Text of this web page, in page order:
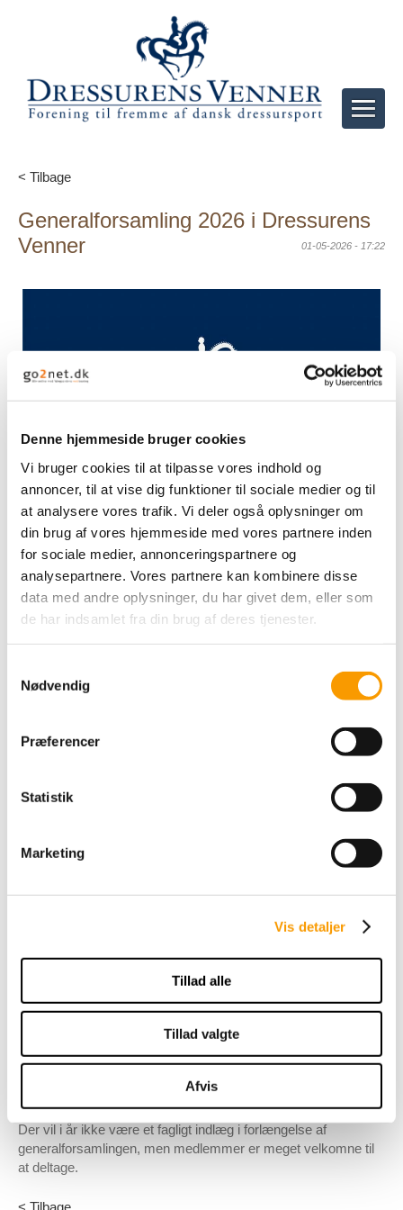
Denne hjemmeside bruger cookies
Vi bruger cookies til at tilpasse vores indhold og
annoncer, til at vise dig funktioner til sociale medier og til
at analysere vores trafik. Vi deler også oplysninger om
din brug af vores hjemmeside med vores partnere inden
for sociale medier, annonceringspartnere og
analysepartnere. Vores partnere kan kombinere disse
data med andre oplysninger, du har givet dem, eller som
de har indsamlet fra din brug af deres tjenester.
Nødvendig
Præferencer
Statistik
Marketing
Vis detaljer
Tillad alle
Tillad valgte
Afvis
< Tilbage
Generalforsamling 2026 i Dressurens
Venner
01-05-2026 - 17:22
Medlemmer af Dressurens Venner indkaldes hermed til
foreningens årlige generalforsamling.
Generalforsamlingen afholdes i forbindelse med DM i dressur
på Randbøl Dressage Academy, som igen i år danner rammen
Venner
Tørskindvej 70
Dagsorden i henhold til vedtægterne § 7.13:
Bestyrelsens beretning om foreningens aktiviteter i det
Valg af bestyrelsesmedlemmer: På valg er Hanni
Laudrup-Dufour – alle modtager genvalg
Valg af revisor: På valg er PwC, der modtager genvalg
Eventuelle forslag fra bestyrelsen eller medlemmer, jf.
Der vil i år ikke være et fagligt indlæg i forlængelse af
generalforsamlingen, men medlemmer er meget velkomne til
at deltage.
< Tilbage